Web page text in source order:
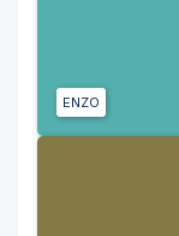
ENZO